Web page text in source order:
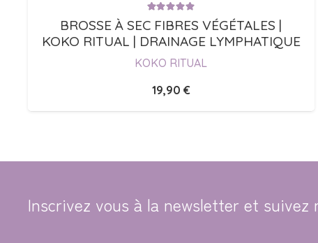
sur 5
BROSSE À SEC FIBRES VÉGÉTALES |
KOKO RITUAL | DRAINAGE LYMPHATIQUE
KOKO RITUAL
19,90 €
Inscrivez vous à la newsletter et